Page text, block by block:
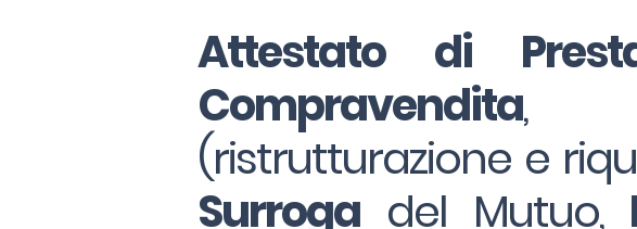
Attestato di
Compravendita,
(ristrutturazione e
Surroga del Mutuo,